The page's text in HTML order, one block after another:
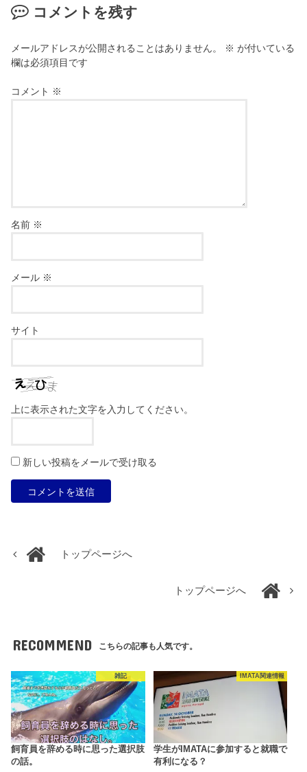
コメントを残す
メールアドレスが公開されることはありません。 ※ が付いている
欄は必須項目です
コメント ※
名前 ※
メール ※
サイト
上に表示された文字を入力してください。
新しい投稿をメールで受け取る
トップページへ
トップページへ
RECOMMEND こちらの記事も人気です。
雑記
飼育員を辞める時に思った選択肢
の話。
IMATA関連情報
学生がIMATAに参加すると就職で
有利になる？